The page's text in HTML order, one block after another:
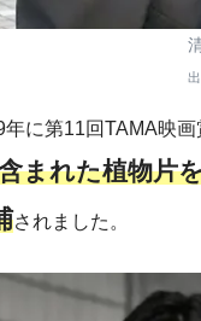
に第11回TAMA映
まれた植物片
されました。